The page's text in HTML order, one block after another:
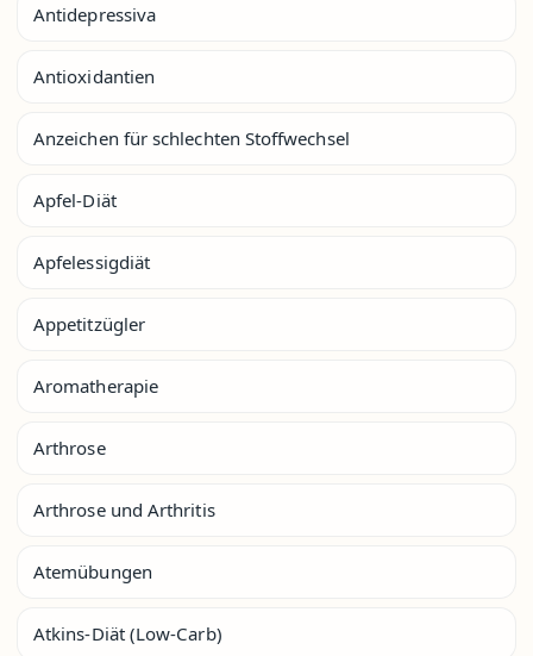
Antidepressiva
Antioxidantien
Anzeichen für schlechten Stoffwechsel
Apfel-Diät
Apfelessigdiät
Appetitzügler
Aromatherapie
Arthrose
Arthrose und Arthritis
Atemübungen
Atkins-Diät (Low-Carb)